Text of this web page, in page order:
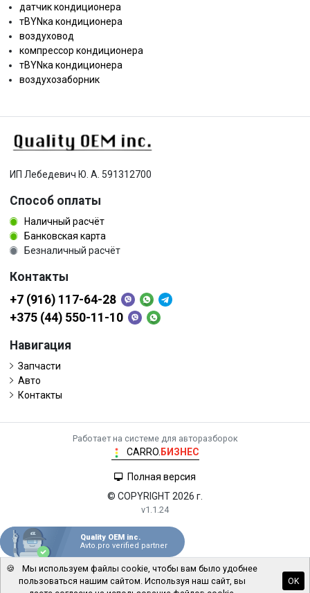
датчик кондиционера
тBYNка кондиционера
воздуховод
компрессор кондиционера
тBYNка кондиционера
воздухозаборник
ИП Лебедевич Ю. А. 591312700
Способ оплаты
Наличный расчёт
Банковская карта
Безналичный расчёт
Контакты
+7 (916) 117-64-28
+375 (44) 550-11-10
Навигация
Запчасти
Авто
Контакты
Работает на системе для авторазборок
CARRO. БИЗНЕС
Полная версия
© COPYRIGHT 2026 г.
v1.1.24
Quality OEM inc.
Avto.pro verified partner
🍪
Мы используем файлы cookie, чтобы вам было удобнее
пользоваться нашим сайтом. Используя наш сайт, вы
OK